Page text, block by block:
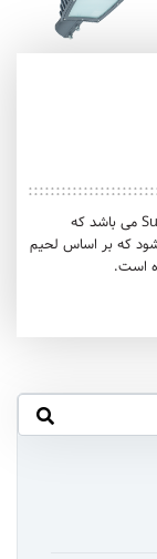
SMD (اس ام دی) مخفف Surface Mounted Device می باشد که
شود که بر اساس لحیم
است.